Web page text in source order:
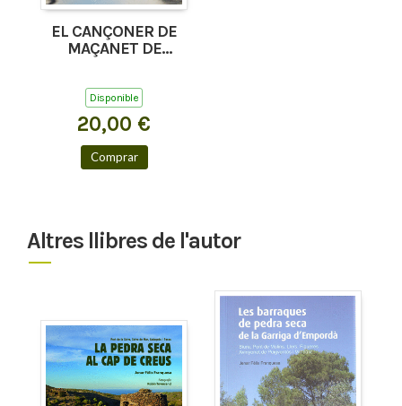
EL CANÇONER DE
MAÇANET DE
Disponible
20,00 €
Comprar
Altres llibres de l'autor